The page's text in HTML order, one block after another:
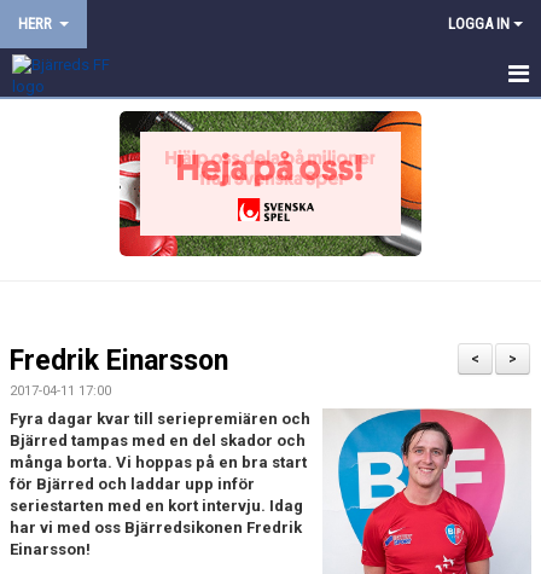
HERR LOGGA IN
DOKUMENT
KONTAKT
PROVTRÄNING
TRÄNINGSMATCHER
>
<
Fredrik Einarsson
2017-04-11 17:00
Fyra dagar kvar till seriepremiären och
Bjärred tampas med en del skador och
många borta. Vi hoppas på en bra start
för Bjärred och laddar upp inför
seriestarten med en kort intervju. Idag
har vi med oss Bjärredsikonen Fredrik
Einarsson!